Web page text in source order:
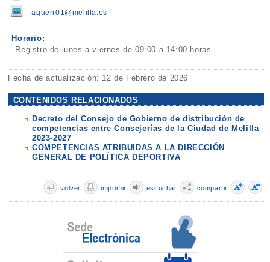
aguerr01@melilla.es
Horario:
Registro de lunes a viernes de 09:00 a 14:00 horas.
Fecha de actualización: 12 de Febrero de 2026
CONTENIDOS RELACIONADOS
Decreto del Consejo de Gobierno de distribución de
competencias entre Consejerías de la Ciudad de Melilla
2023-2027
COMPETENCIAS ATRIBUIDAS A LA DIRECCIÓN
GENERAL DE POLÍTICA DEPORTIVA
compartir
escuchar
imprimir
volver